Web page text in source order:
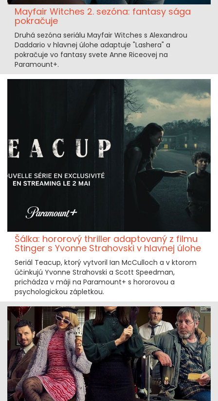
Mayfair Witches 2. sezóna: fantasy sága
pokračuje
Druhá sezóna seriálu Mayfair Witches s Alexandrou
Daddario v hlavnej úlohe adaptuje "Lashera" a
pokračuje vo fantasy svete Anne Riceovej na
Paramount+.
Šálka: hororový thriller adaptovaný z filmu
Stinger s Yvonne Strahovski v hlavnej úlohe
Seriál Teacup, ktorý vytvoril Ian McCulloch a v ktorom
účinkujú Yvonne Strahovski a Scott Speedman,
prichádza v máji na Paramount+ s hororovou a
psychologickou zápletkou.